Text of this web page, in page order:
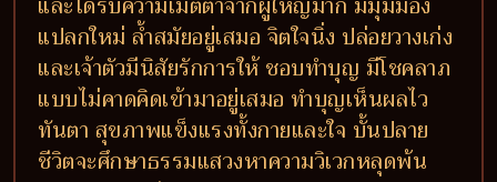
แปลกใหม่ ล้ำสมัยอยู่เสมอ จิตใจนิ่ง ปล่อยวางเก่ง
และเจ้าตัวมีนิสัยรักการให้ ชอบทำบุญ มีโชคลาภ
แบบไม่คาดคิดเข้ามาอยู่เสมอ ทำบุญเห็นผลไว
ทันตา สุขภาพแข็งแรงทั้งกายและใจ บั้นปลาย
ชีวิตจะศึกษาธรรมแสวงหาความวิเวกหลุดพ้น